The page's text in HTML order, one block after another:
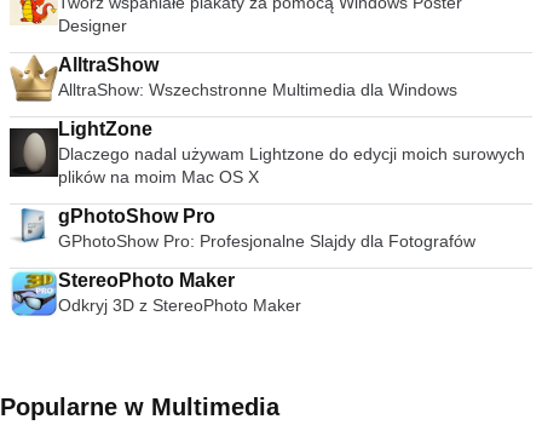
różnorodność opcji odtwarzacza. Możesz grać z ustawieniami
synchronizacji, w tym korektorem graficznym z wieloma
ustawieniami wstępnymi, nakładkami, efektami specjalnymi,
dostosowywanymi ustawieniami kompresji zakresu. Możesz
nawet dodawać napisy do filmów, dodając plik SRT do folderu
wideo. streszczenie VLC Media Player to po prostu
najbardziej wszechstronny, stabilny i wysokiej jakości
rynku bezpłatnych odtwarzaczy multimedialnych od ponad 10
lat i wygląda na to, że może przez kolejne 10 lat dzięki
Szukasz VLC Media Player w wersji dla komputerów Mac?
Pobierz tutaj
Designer
AlltraShow
AlltraShow: Wszechstronne Multimedia dla Windows
LightZone
Dlaczego nadal używam Lightzone do edycji moich surowych
plików na moim Mac OS X
gPhotoShow Pro
GPhotoShow Pro: Profesjonalne Slajdy dla Fotografów
StereoPhoto Maker
Odkryj 3D z StereoPhoto Maker
Popularne w Multimedia